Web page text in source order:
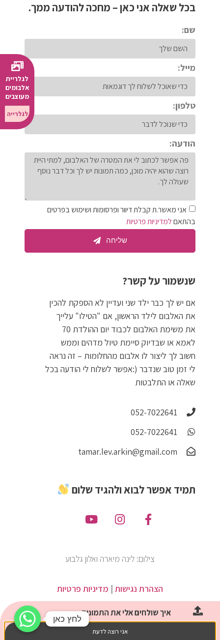
שנשמור על קשר?
אם יש לך כבר ילד שני ועדיין לא הספקת להכין
את האלבום לילד הראשון, אם "הטילו" עלייך
את משימת האלבום לכבוד יום ההולדת 70
לאמא או שבדיוק סיימת טיול מדהים וממש
חשוב לך ליצור לו אלבום מהחלומות – זה נראה
לי זמן טוב שנדבר (:אפשר לשלוח לי הודעה בכל
שאלה או התלבטות
052-7022641
052-7022641
tamar.lev.arkin@gmail.com
תמיד אפשר לבוא ולהגיד שלום
בכל שאלה אני כאן – מחכה להודעה ממך.
שם:
מייל:
טלפון:
הודעה:
אני מאשר.ת קבלת דיוור ופרסומות ושימוש בפרטים
בהתאםלמדיניות פרטיות
שליחה
צילום: לינה מיארה ואלון גלבוע
הצהרת נגישות | מדיניות פרטיות
לחץ כאן
לחץ כאן
לגלריית
אלבומים
מעוצבים
לגלרייה
איך שולחים אלי את התמונות
אני רוצה לדעת